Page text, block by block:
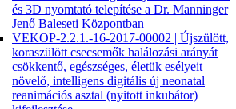
és 3D nyomtató telepítése a Dr. Manninger
Jenő Baleseti Központban
VEKOP-2.2.1.-16-2017-00002 | Újszülött,
koraszülött csecsemők halálozási arányát
csökkentő, egészséges, életük esélyeit
növelő, intelligens digitális új neonatal
reanimációs asztal (nyitott inkubátor)